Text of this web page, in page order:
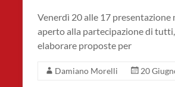
Venerdì 20 alle 17
aperto alla partecipazione di
elaborare proposte per
Damiano Morelli 20